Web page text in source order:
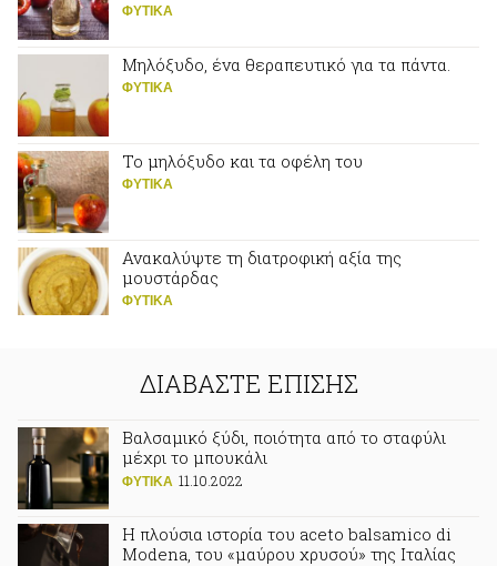
ΦΥΤΙΚA
Μηλόξυδο, ένα θεραπευτικό για τα πάντα.
ΦΥΤΙΚA
Το μηλόξυδο και τα οφέλη του
ΦΥΤΙΚA
Ανακαλύψτε τη διατροφική αξία της
μουστάρδας
ΦΥΤΙΚA
ΔΙΑΒΑΣΤΕ ΕΠΙΣΗΣ
Βαλσαμικό ξύδι, ποιότητα από το σταφύλι
μέχρι το μπουκάλι
ΦΥΤΙΚA 11.10.2022
Η πλούσια ιστορία του aceto balsamico di
Modena, του «μαύρου χρυσού» της Ιταλίας